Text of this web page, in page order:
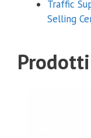
Traffic
Selling
Inserisci sotto la tua